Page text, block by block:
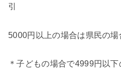
引
5000円以上の場合は県民の場
＊子どもの場合で4999円以